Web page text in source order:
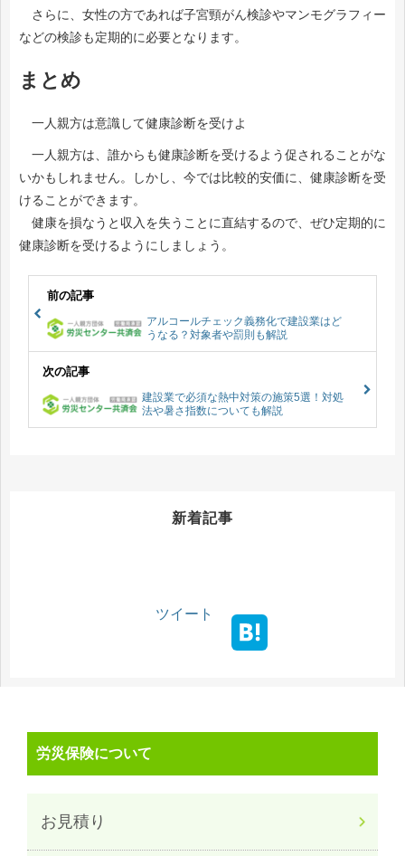
さらに、女性の方であれば子宮頸がん検診やマンモグラフィー
などの検診も定期的に必要となります。
まとめ
一人親方は意識して健康診断を受けよ
一人親方は、誰からも健康診断を受けるよう促されることがな
いかもしれません。しかし、今では比較的安価に、健康診断を受
けることができます。
健康を損なうと収入を失うことに直結するので、ぜひ定期的に
健康診断を受けるようにしましょう。
前の記事
アルコールチェック義務化で建設業はど
うなる？対象者や罰則も解説
次の記事
建設業で必須な熱中対策の施策5選！対処
法や暑さ指数についても解説
新着記事
ツイート
労災保険について
お見積り